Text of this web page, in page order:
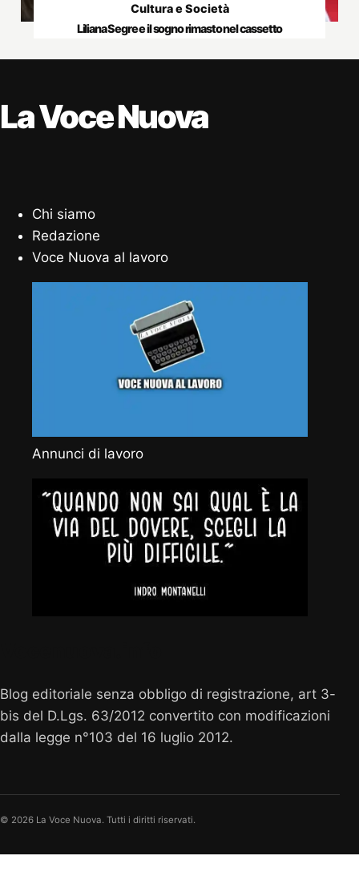
Cultura e Società
Liliana Segre e il sogno rimasto nel cassetto
La Voce Nuova
Chi siamo
Redazione
Voce Nuova al lavoro
Annunci di lavoro
Blog editoriale senza obbligo di registrazione, art 3-
bis del D.Lgs. 63/2012 convertito con modificazioni
dalla legge n°103 del 16 luglio 2012.
© 2026 La Voce Nuova. Tutti i diritti riservati.